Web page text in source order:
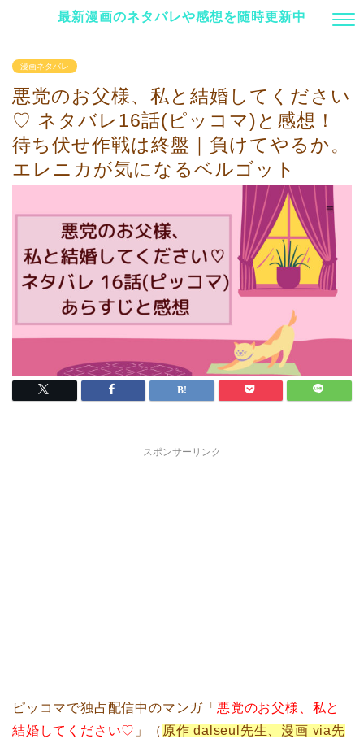
最新漫画のネタバレや感想を随時更新中
漫画ネタバレ
悪党のお父様、私と結婚してください
♡ ネタバレ16話(ピッコマ)と感想！
待ち伏せ作戦は終盤｜負けてやるか。
エレニカが気になるベルゴット
スポンサーリンク
ピッコマで独占配信中のマンガ「 悪党のお父様、私と
結婚してください♡ 」（ 原作 dalseul先生、漫画 via先